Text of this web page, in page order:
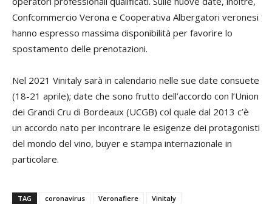
Confcommercio Verona e Cooperativa Albergatori veronesi
hanno espresso massima disponibilità per favorire lo
spostamento delle prenotazioni.
Nel 2021 Vinitaly sarà in calendario nelle sue date consuete
(18-21 aprile); date che sono frutto dell’accordo con l’Union
dei Grandi Cru di Bordeaux (UCGB) col quale dal 2013 c’è
un accordo nato per incontrare le esigenze dei protagonisti
del mondo del vino, buyer e stampa internazionale in
particolare.
TAG coronavirus Veronafiere Vinitaly